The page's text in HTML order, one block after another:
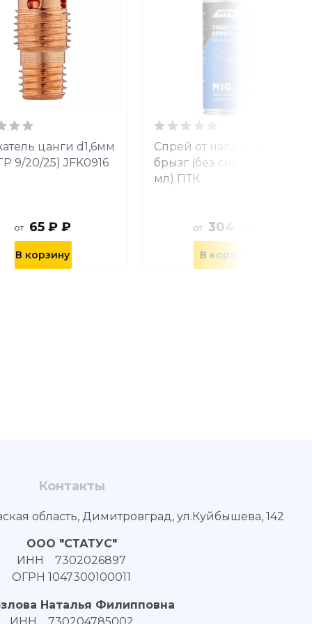
цанги d1,6мм
9/20/25) JFK0916
от 65 ₽ ₽
В корзину
Спрей от налипания
брызг (без силикона 520
мл) ПТК
от 304 ₽ ₽
В корзину
Контакты
область, Димитровград, ул.Куйбышева, 142
ООО "СТАТУС"
ИНН 7302026897
ОГРН 1047300100011
Наталья Филипповна